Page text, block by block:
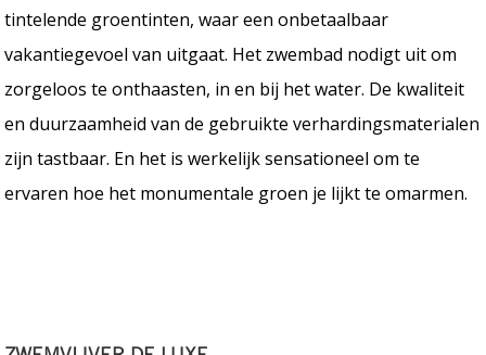
tintelende groentinten, waar een onbetaalbaar
vakantiegevoel van uitgaat. Het zwembad nodigt uit om
zorgeloos te onthaasten, in en bij het water. De kwaliteit
en duurzaamheid van de gebruikte verhardingsmaterialen
zijn tastbaar. En het is werkelijk sensationeel om te
ervaren hoe het monumentale groen je lijkt te omarmen.